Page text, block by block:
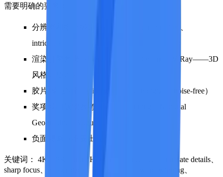
需要明确的要素：
分辨率和细节级别（4K、8K、ultra-detailed、
intricate）
渲染引擎参考（Unreal Engine、Octane、V-Ray——3D
风格时使用）
胶片/噪点特征（film grain、clean digital、noise-free）
奖项或出版物参考（award-winning、National
Geographic、Vogue）
负面规避（不要出现什么）
关键词：
4K、8K、ultra HD、highly detailed、intricate details、
sharp focus、masterpiece、best quality、award-winning、